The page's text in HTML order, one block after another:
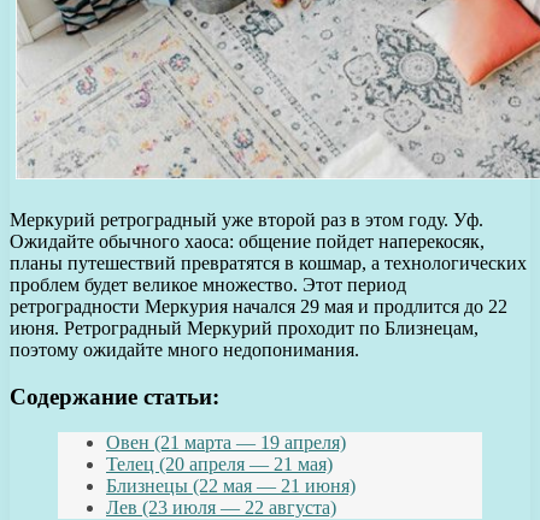
Меркурий ретроградный уже второй раз в этом году. Уф.
Ожидайте обычного хаоса: общение пойдет наперекосяк,
планы путешествий превратятся в кошмар, а технологических
проблем будет великое множество. Этот период
ретроградности Меркурия начался 29 мая и продлится до 22
июня. Ретроградный Меркурий проходит по Близнецам,
поэтому ожидайте много недопонимания.
Содержание статьи:
Овен (21 марта — 19 апреля)
Телец (20 апреля — 21 мая)
Близнецы (22 мая — 21 июня)
Лев (23 июля — 22 августа)